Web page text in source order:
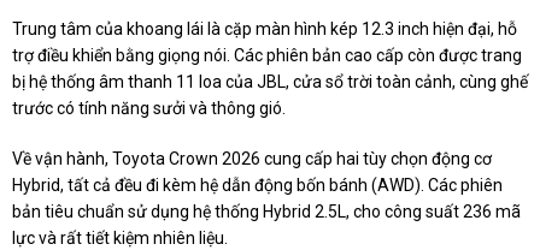
Trung tâm của khoang lái là cặp màn hình kép 12.3 inch hiện đại, hỗ
trợ điều khiển bằng giọng nói. Các phiên bản cao cấp còn được trang
bị hệ thống âm thanh 11 loa của JBL, cửa sổ trời toàn cảnh, cùng ghế
trước có tính năng sưởi và thông gió.
Về vận hành, Toyota Crown 2026 cung cấp hai tùy chọn động cơ
Hybrid, tất cả đều đi kèm hệ dẫn động bốn bánh (AWD). Các phiên
bản tiêu chuẩn sử dụng hệ thống Hybrid 2.5L, cho công suất 236 mã
lực và rất tiết kiệm nhiên liệu.